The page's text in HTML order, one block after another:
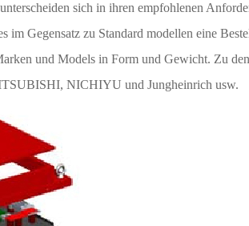
sich in ihren empfohlenen
im Gegensatz zu Standard modellen eine
und Models in Form und Gewicht. Zu
NICHIYU und Jungheinrich usw.